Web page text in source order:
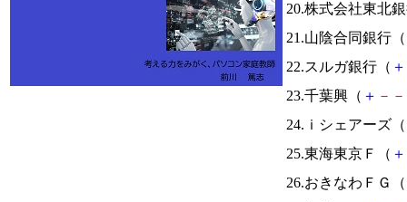
20.株式会社東北
21.山陰合同銀行（
22.スルガ銀行（ ＋
23.千葉興（ ＋ － －
24.ｉシェアーズ（
25.東海東京Ｆ（ ＋
26.おきなわＦＧ（